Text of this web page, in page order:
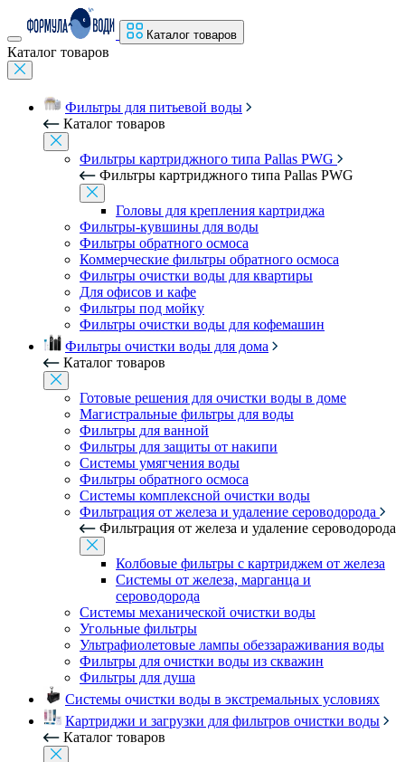
Каталог товаров
Каталог товаров
Фильтры для питьевой воды
Каталог товаров
Фильтры картриджного типа Pallas PWG
Фильтры картриджного типа Pallas PWG
Головы для крепления картриджа
Фильтры-кувшины для воды
Фильтры обратного осмоса
Коммерческие фильтры обратного осмоса
Фильтры очистки воды для квартиры
Для офисов и кафе
Фильтры под мойку
Фильтры очистки воды для кофемашин
Фильтры очистки воды для дома
Каталог товаров
Готовые решения для очистки воды в доме
Магистральные фильтры для воды
Фильтры для ванной
Фильтры для защиты от накипи
Системы умягчения воды
Фильтры обратного осмоса
Системы комплексной очистки воды
Фильтрация от железа и удаление сероводорода
Фильтрация от железа и удаление сероводорода
Колбовые фильтры с картриджем от железа
Системы от железа, марганца и
сероводорода
Системы механической очистки воды
Угольные фильтры
Ультрафиолетовые лампы обеззараживания воды
Фильтры для очистки воды из скважин
Фильтры для душа
Системы очистки воды в экстремальных условиях
Картриджи и загрузки для фильтров очистки воды
Каталог товаров